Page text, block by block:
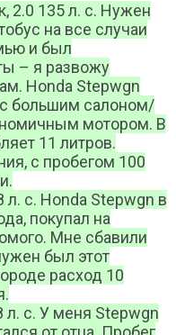
2.0 135 л. с. Нужен
на все случаи
и был
– я развожу
Honda Stepwgn
большим салоном/
мотором. В
11 литров.
с пробегом 100
л. с. Honda Stepwgn в
покупал на
Мне сбавили
был этот
расход 10
л. с. У меня Stepwgn